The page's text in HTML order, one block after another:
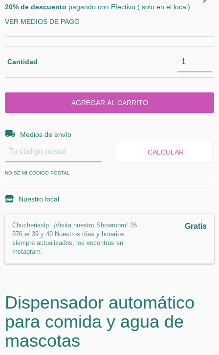
20% de descuento pagando con Efectivo ( solo en el local)
VER MEDIOS DE PAGO
Cantidad
Entregas para el CP:
Medios de envío
CALCULAR
NO SÉ MI CÓDIGO POSTAL
Nuestro local
Chucheriaslp
¡Visita nuestro Showroom! 26
376 e/ 39 y 40 Nuestros días y horarios
siempre actualizados, los encontras en
Instagram.
Gratis
Dispensador automático
para comida y agua de
mascotas